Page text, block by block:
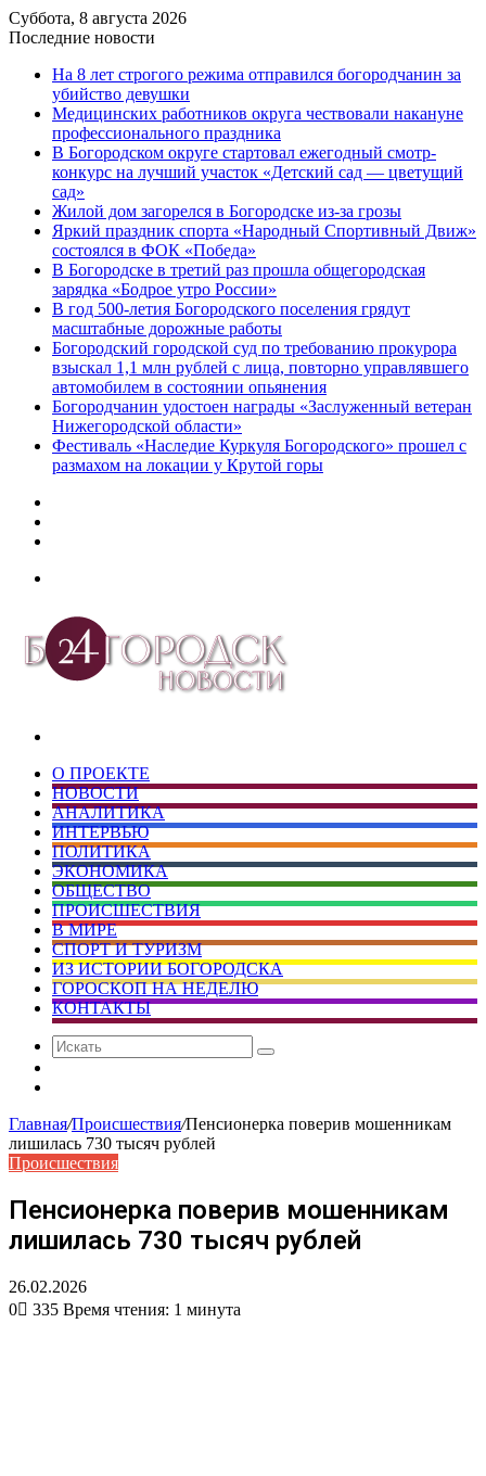
Суббота, 8 августа 2026
Последние новости
На 8 лет строгого режима отправился богородчанин за
убийство девушки
Медицинских работников округа чествовали накануне
профессионального праздника
В Богородском округе стартовал ежегодный смотр-
конкурс на лучший участок «Детский сад — цветущий
сад»
Жилой дом загорелся в Богородске из-за грозы
Яркий праздник спорта «Народный Спортивный Движ»
состоялся в ФОК «Победа»
В Богородске в третий раз прошла общегородская
зарядка «Бодрое утро России»
В год 500-летия Богородского поселения грядут
масштабные дорожные работы
️Богородский городской суд по требованию прокурора
взыскал 1,1 млн рублей с лица, повторно управлявшего
автомобилем в состоянии опьянения
Богородчанин удостоен награды «Заслуженный ветеран
Нижегородской области»
Фестиваль «Наследие Куркуля Богородского» прошел с
размахом на локации у Крутой горы
О ПРОЕКТЕ
НОВОСТИ
АНАЛИТИКА
ИНТЕРВЬЮ
ПОЛИТИКА
ЭКОНОМИКА
ОБЩЕСТВО
ПРОИСШЕСТВИЯ
В МИРЕ
СПОРТ И ТУРИЗМ
ИЗ ИСТОРИИ БОГОРОДСКА
ГОРОСКОП НА НЕДЕЛЮ
КОНТАКТЫ
Искать
Главная/Происшествия/Пенсионерка поверив мошенникам
лишилась 730 тысяч рублей
Происшествия
Пенсионерка поверив мошенникам
лишилась 730 тысяч рублей
26.02.2026
0
335 Время чтения: 1 минута